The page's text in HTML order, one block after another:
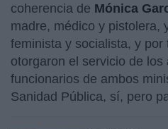
coherencia de Mónica
madre, médico y pistolera,
feminista y socialista, y
otorgaron el servicio de
funcionarios de ambos
Sanidad Pública, sí, pero